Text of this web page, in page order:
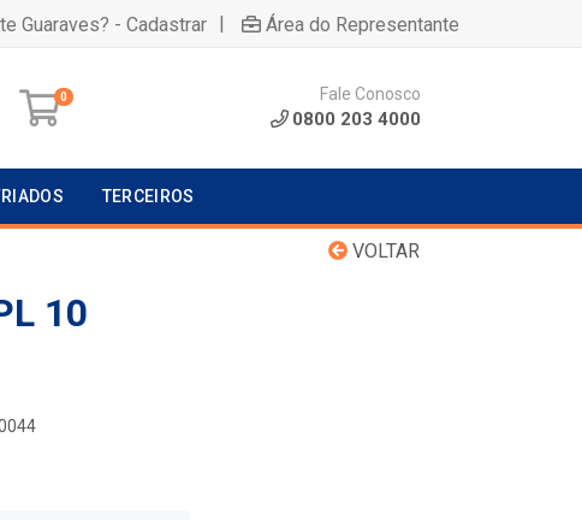
Guaraves? - Cadastrar | Área do Representante
0 Fale Conosco
0800 203 4000
TERCEIROS
VOLTAR
10